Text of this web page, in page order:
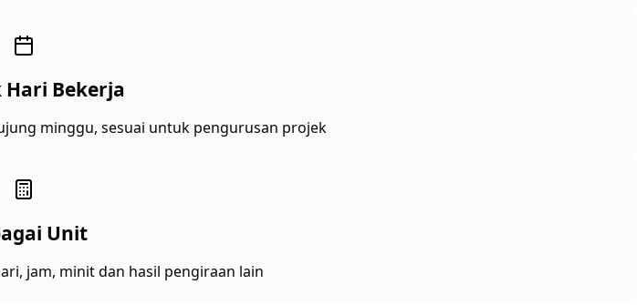
Bekerja
minggu, sesuai untuk pengurusan projek
Unit
jam, minit dan hasil pengiraan lain